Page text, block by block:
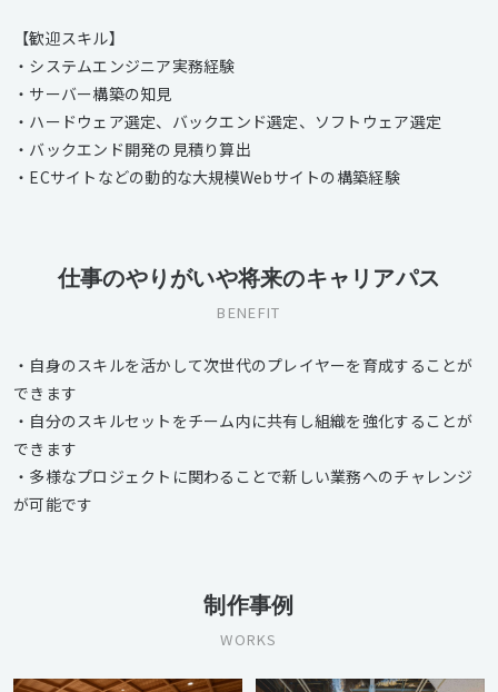
【歓迎スキル】
・システムエンジニア実務経験
・サーバー構築の知見
・ハードウェア選定、バックエンド選定、ソフトウェア選定
・バックエンド開発の見積り算出
・ECサイトなどの動的な大規模Webサイトの構築経験
仕事のやりがいや将来のキャリアパス
BENEFIT
・自身のスキルを活かして次世代のプレイヤーを育成することが
できます
・自分のスキルセットをチーム内に共有し組織を強化することが
できます
・多様なプロジェクトに関わることで新しい業務へのチャレンジ
が可能です
制作事例
WORKS